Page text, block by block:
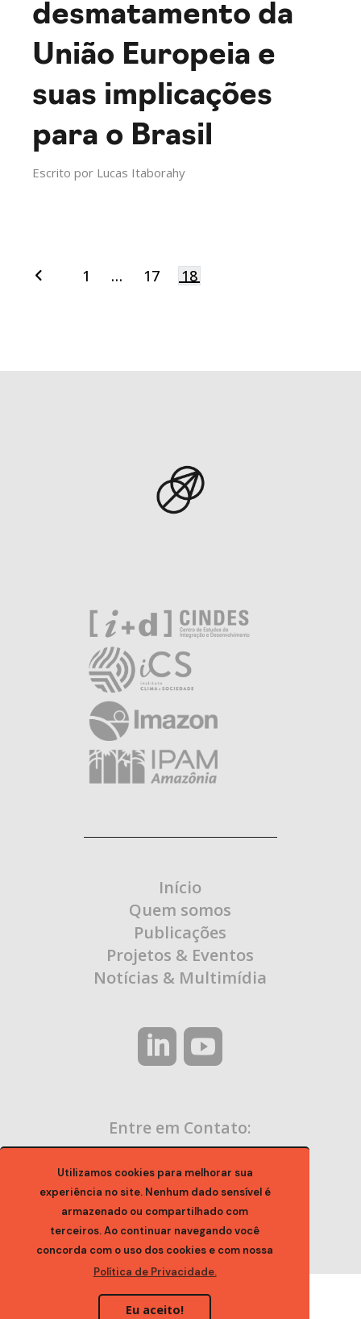
Utilizamos cookies para melhorar sua
experiência no site. Nenhum dado sensível é
armazenado ou compartilhado com
terceiros. Ao continuar navegando você
concorda com o uso dos cookies e com nossa
Política de Privacidade.
Eu aceito!
desmatamento da
União Europeia e
suas implicações
para o Brasil
Escrito por Lucas Itaborahy
1 … 17 18
Início
Quem somos
Publicações
Projetos & Eventos
Notícias & Multimídia
Entre em Contato:
contato@ocaa.org.br